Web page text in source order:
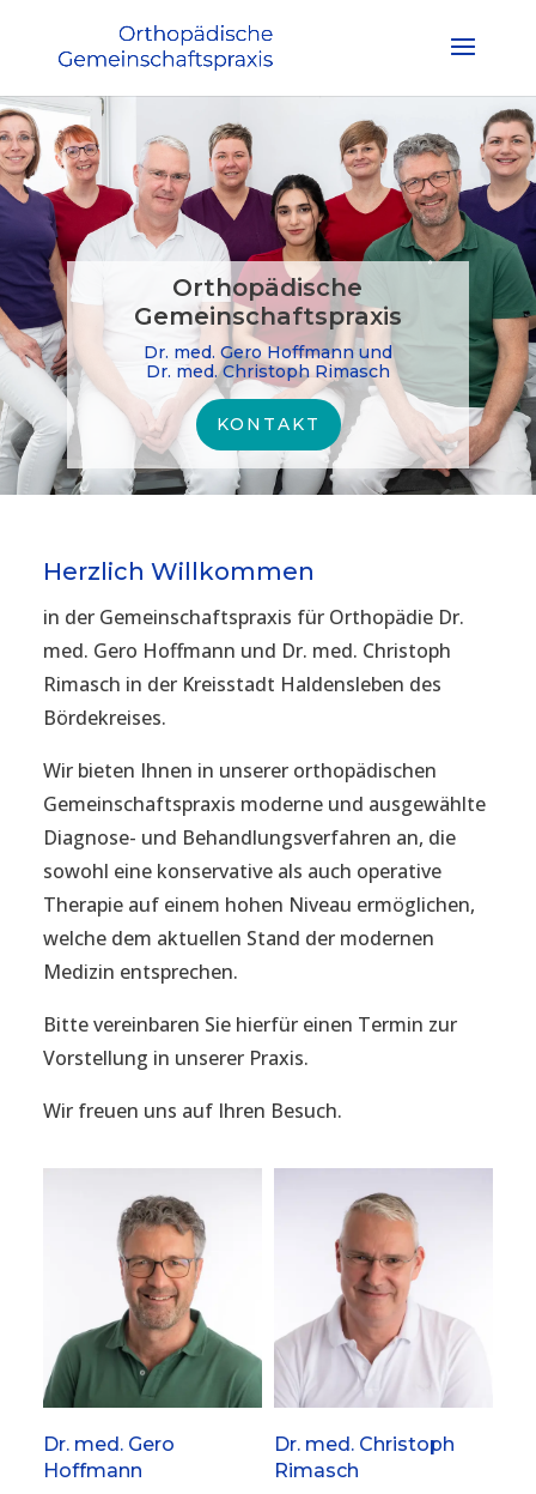
Orthopädische
Gemeinschaftspraxis
Dr. med. Gero Hoffmann und
Dr. med. Christoph Rimasch
KONTAKT
Herzlich Willkommen
in der Gemeinschaftspraxis für Orthopädie Dr.
med. Gero Hoffmann und Dr. med. Christoph
Rimasch in der Kreisstadt Haldensleben des
Bördekreises.
Wir bieten Ihnen in unserer orthopädischen
Gemeinschaftspraxis moderne und ausgewählte
Diagnose- und Behandlungsverfahren an, die
sowohl eine konservative als auch operative
Therapie auf einem hohen Niveau ermöglichen,
welche dem aktuellen Stand der modernen
Medizin entsprechen.
Bitte vereinbaren Sie hierfür einen Termin zur
Vorstellung in unserer Praxis.
Wir freuen uns auf Ihren Besuch.
Dr. med. Gero
Hoffmann
Dr. med. Christoph
Rimasch